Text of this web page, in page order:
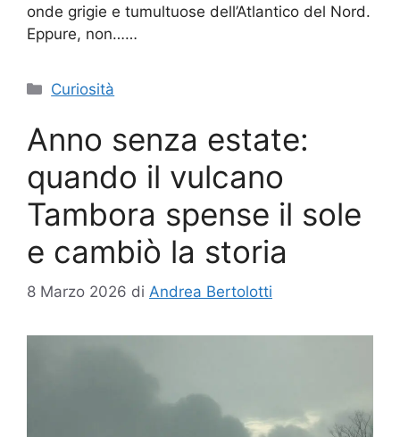
onde grigie e tumultuose dell’Atlantico del Nord.
Eppure, non……
Categorie
Curiosità
Anno senza estate:
quando il vulcano
Tambora spense il sole
e cambiò la storia
8 Marzo 2026 di Andrea Bertolotti